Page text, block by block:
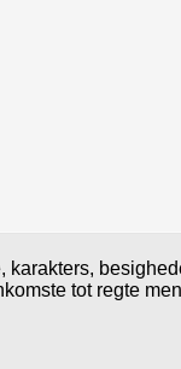
tot regte